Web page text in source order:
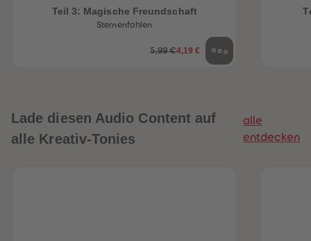
Teil 3: Magische Freundschaft
Sternenfohlen
5,99 €4,19 €
Lade diesen Audio Content auf
alle Kreativ-Tonies
alle
entdecken